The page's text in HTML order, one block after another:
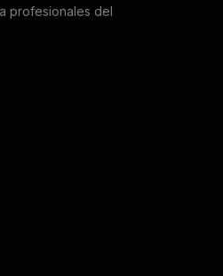
profesionales del